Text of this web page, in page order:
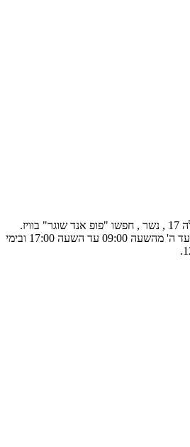
אולם התצוגה בכתובת המסילה 17 , נשר , חפשו "פופ אנד שוגר" בוויז.
שעות הפעילות הם בימים א' עד ה' מהשעה 09:00 עד השעה 17:00 ובימי